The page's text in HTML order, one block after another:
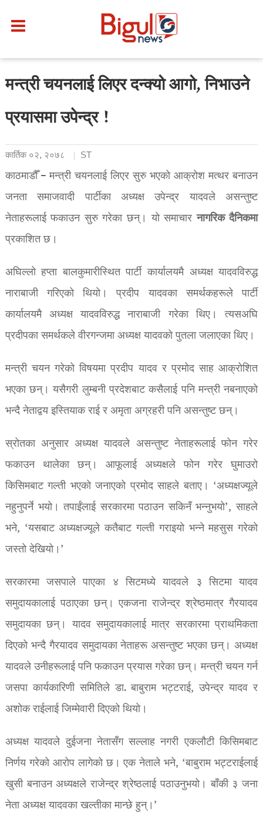
मन्त्री चयनलाई लिएर दन्क्यो आगो, निभाउने
प्रयासमा उपेन्द्र !
कार्तिक ०२, २०७८ ST
काठमाडौँ – मन्त्री चयनलाई लिएर सुरु भएको आक्रोश मत्थर बनाउन
जनता समाजवादी पार्टीका अध्यक्ष उपेन्द्र यादवले असन्तुष्ट
नेताहरूलाई फकाउन सुरु गरेका छन्। यो समाचारनागरिक दैनिकमा
प्रकाशित छ।
अघिल्लो हप्ता बालकुमारीस्थित पार्टी कार्यालयमै अध्यक्ष यादवविरुद्ध
नाराबाजी गरिएको थियो। प्रदीप यादवका समर्थकहरूले पार्टी
कार्यालयमै अध्यक्ष यादवविरुद्ध नाराबाजी गरेका थिए। त्यसअघि
प्रदीपका समर्थकले वीरगन्जमा अध्यक्ष यादवको पुतला जलाएका थिए।
मन्त्री चयन गरेको विषयमा प्रदीप यादव र प्रमोद साह आक्रोशित
भएका छन्। यसैगरी लुम्बनी प्रदेशबाट कसैलाई पनि मन्त्री नबनाएको
भन्दै नेताद्वय इस्तियाक राई र अमृता अग्रहरी पनि असन्तुष्ट छन्।
स्रोतका अनुसार अध्यक्ष यादवले असन्तुष्ट नेताहरूलाई फोन गरेर
फकाउन थालेका छन्। आफूलाई अध्यक्षले फोन गरेर घुमाउरो
किसिमबाट गल्ती भएको जनाएको प्रमोद साहले बताए। ‘अध्यक्षज्यूले
नहुनुपर्ने भयो। तपाईंलाई सरकारमा पठाउन सकिनँ भन्नुभयो’, साहले
भने, ‘यसबाट अध्यक्षज्यूले कतैबाट गल्ती गराइयो भन्ने महसुस गरेको
जस्तो देखियो।’
सरकारमा जसपाले पाएका ४ सिटमध्ये यादवले ३ सिटमा यादव
समुदायकालाई पठाएका छन्। एकजना राजेन्द्र श्रेष्ठमात्र गैरयादव
समुदायका छन्। यादव समुदायकालाई मात्र सरकारमा प्राथमिकता
दिएको भन्दै गैरयादव समुदायका नेताहरू असन्तुष्ट भएका छन्। अध्यक्ष
यादवले उनीहरूलाई पनि फकाउन प्रयास गरेका छन्। मन्त्री चयन गर्न
जसपा कार्यकारिणी समितिले डा. बाबुराम भट्टराई, उपेन्द्र यादव र
अशोक राईलाई जिम्मेवारी दिएको थियो।
अध्यक्ष यादवले दुईजना नेतासँग सल्लाह नगरी एकलौटी किसिमबाट
निर्णय गरेको आरोप लागेको छ। एक नेताले भने, ‘बाबुराम भट्टराईलाई
खुसी बनाउन अध्यक्षले राजेन्द्र श्रेष्ठलाई पठाउनुभयो। बाँकी ३ जना
नेता अध्यक्ष यादवका खल्तीका मान्छे हुन्।’